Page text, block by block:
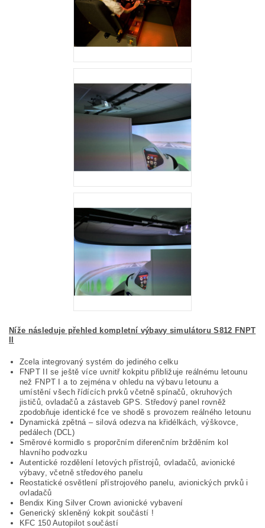
Níže následuje přehled kompletní výbavy simulátoru S812 FNPT
II
Zcela integrovaný systém do jediného celku
FNPT II se ještě více uvnitř kokpitu přibližuje reálnému letounu
než FNPT I a to zejména v ohledu na výbavu letounu a
umístění všech řídících prvků včetně spínačů, okruhových
jističů, ovladačů a zástaveb GPS. Středový panel rovněž
zpodobňuje identické fce ve shodě s provozem reálného letounu
Dynamická zpětná – silová odezva na křidélkách, výškovce,
pedálech (DCL)
Směrové kormidlo s proporčním diferenčním bržděním kol
hlavního podvozku
Autentické rozdělení letových přístrojů, ovladačů, avionické
výbavy, včetně středového panelu
Reostatické osvětlení přístrojového panelu, avionických prvků i
ovladačů
Bendix King Silver Crown avionické vybavení
Generický skleněný kokpit součástí !
KFC 150 Autopilot součástí